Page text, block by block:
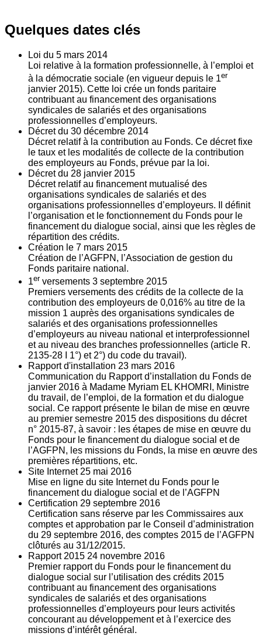
Quelques dates clés
Loi du 5 mars 2014
Loi relative à la formation professionnelle, à l’emploi et
à la démocratie sociale (en vigueur depuis le 1er
janvier 2015). Cette loi crée un fonds paritaire
contribuant au financement des organisations
syndicales de salariés et des organisations
professionnelles d’employeurs.
Décret du 30 décembre 2014
Décret relatif à la contribution au Fonds. Ce décret fixe
le taux et les modalités de collecte de la contribution
des employeurs au Fonds, prévue par la loi.
Décret du 28 janvier 2015
Décret relatif au financement mutualisé des
organisations syndicales de salariés et des
organisations professionnelles d’employeurs. Il définit
l’organisation et le fonctionnement du Fonds pour le
financement du dialogue social, ainsi que les règles de
répartition des crédits.
Création le 7 mars 2015
Création de l’AGFPN, l’Association de gestion du
Fonds paritaire national.
1er versements 3 septembre 2015
Premiers versements des crédits de la collecte de la
contribution des employeurs de 0,016% au titre de la
mission 1 auprès des organisations syndicales de
salariés et des organisations professionnelles
d’employeurs au niveau national et interprofessionnel
et au niveau des branches professionnelles (article R.
2135‐28 I 1°) et 2°) du code du travail).
Rapport d'installation 23 mars 2016
Communication du Rapport d’installation du Fonds de
janvier 2016 à Madame Myriam EL KHOMRI, Ministre
du travail, de l’emploi, de la formation et du dialogue
social. Ce rapport présente le bilan de mise en œuvre
au premier semestre 2015 des dispositions du décret
n° 2015-87, à savoir : les étapes de mise en œuvre du
Fonds pour le financement du dialogue social et de
l’AGFPN, les missions du Fonds, la mise en œuvre des
premières répartitions, etc.
Site Internet 25 mai 2016
Mise en ligne du site Internet du Fonds pour le
financement du dialogue social et de l’AGFPN
Certification 29 septembre 2016
Certification sans réserve par les Commissaires aux
comptes et approbation par le Conseil d’administration
du 29 septembre 2016, des comptes 2015 de l’AGFPN
clôturés au 31/12/2015.
Rapport 2015 24 novembre 2016
Premier rapport du Fonds pour le financement du
dialogue social sur l’utilisation des crédits 2015
contribuant au financement des organisations
syndicales de salariés et des organisations
professionnelles d’employeurs pour leurs activités
concourant au développement et à l’exercice des
missions d’intérêt général.